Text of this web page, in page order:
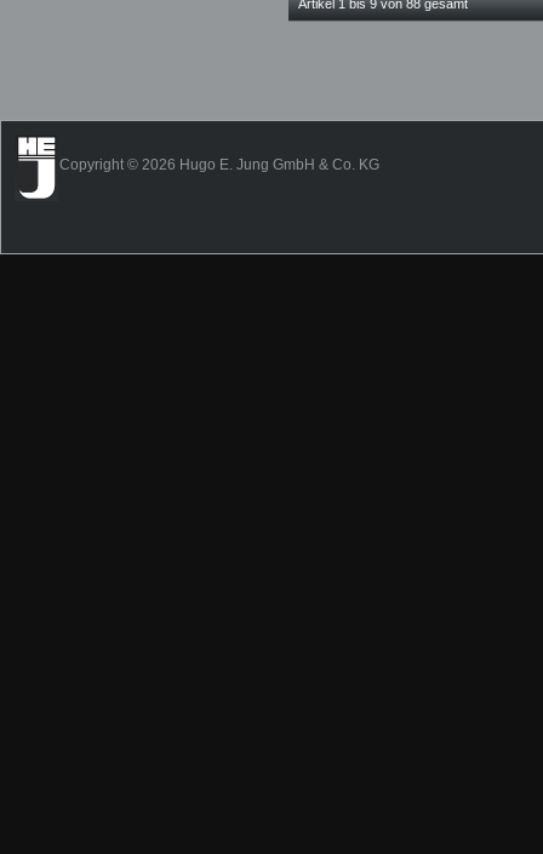
Artikel 1 bis 9 von 88 gesamt
Copyright © 2026 Hugo E. Jung GmbH & Co. KG